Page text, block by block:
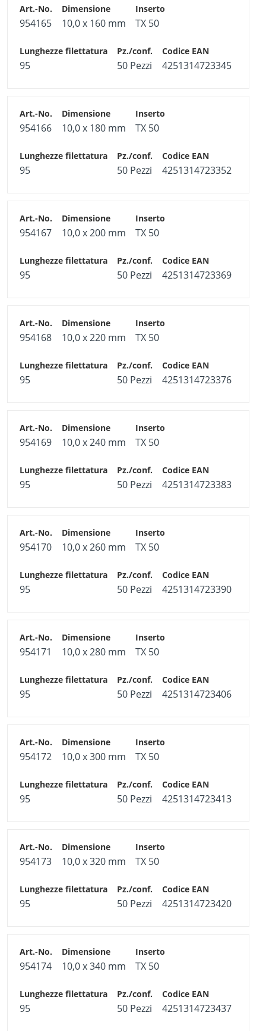
954165 10,0 x 160 mm TX 50
95 50 Pezzi 4251314723345
954166 10,0 x 180 mm TX 50
95 50 Pezzi 4251314723352
954167 10,0 x 200 mm TX 50
95 50 Pezzi 4251314723369
954168 10,0 x 220 mm TX 50
95 50 Pezzi 4251314723376
954169 10,0 x 240 mm TX 50
95 50 Pezzi 4251314723383
954170 10,0 x 260 mm TX 50
95 50 Pezzi 4251314723390
954171 10,0 x 280 mm TX 50
95 50 Pezzi 4251314723406
954172 10,0 x 300 mm TX 50
95 50 Pezzi 4251314723413
954173 10,0 x 320 mm TX 50
95 50 Pezzi 4251314723420
954174 10,0 x 340 mm TX 50
95 50 Pezzi 4251314723437